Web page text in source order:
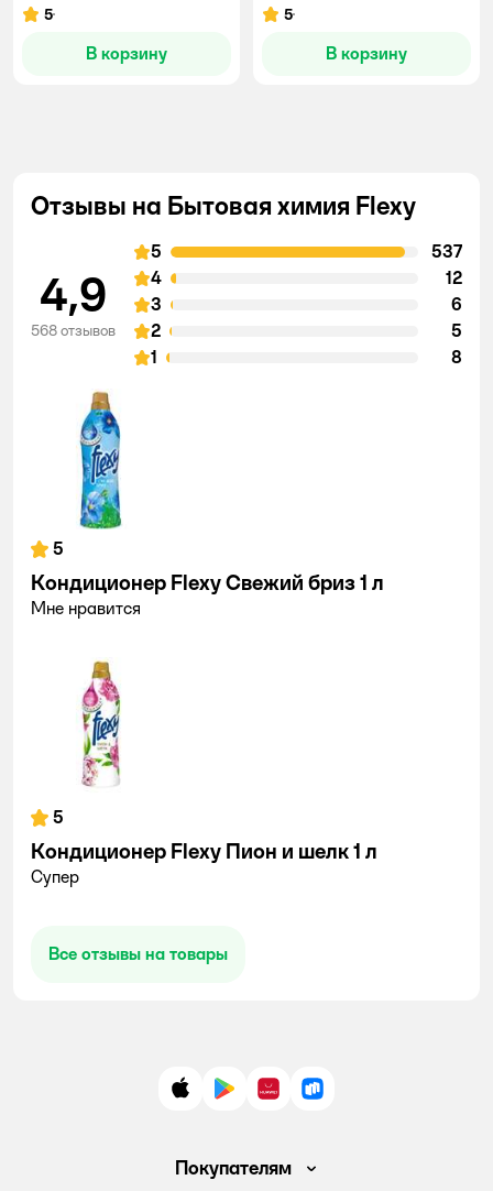
Рейтинг:
5
В корзину
Рейтинг:
5
В корзину
Отзывы на Бытовая химия Flexy
4,9
568 отзывов
5
537
4
12
3
6
2
5
1
8
5
Кондиционер Flexy Свежий бриз 1 л
Мне нравится
5
Кондиционер Flexy Пион и шелк 1 л
Супер
Все отзывы на товары
App StoreGoogle Play
AppGallery
RuStore
Покупателям